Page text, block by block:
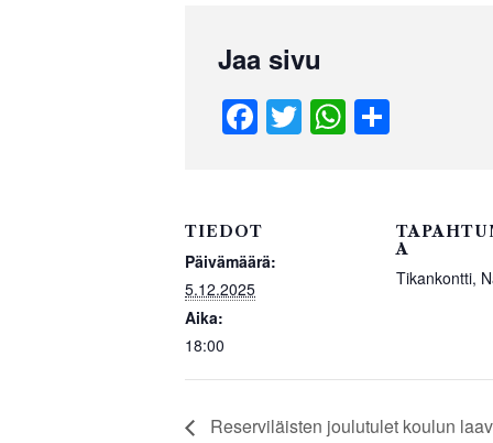
Jaa sivu
F
e
b
T W
e
TIEDOT
Päivämäärä:
5.12.2025
Aika:
18:00
A
Tikankontti,
Reserviläisten joulutulet koulun